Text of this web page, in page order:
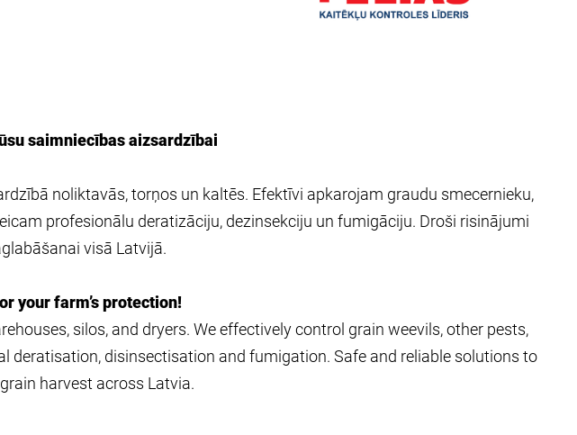
saimniecības aizsardzībai
noliktavās, torņos un kaltēs. Efektīvi apkarojam graudu smecernieku,
profesionālu deratizāciju, dezinsekciju un fumigāciju. Droši risinājumi
visā Latvijā.
your farm’s protection!
silos, and dryers. We effectively control grain weevils, other pests,
deratisation, disinsectisation and fumigation. Safe and reliable solutions to
harvest across Latvia.